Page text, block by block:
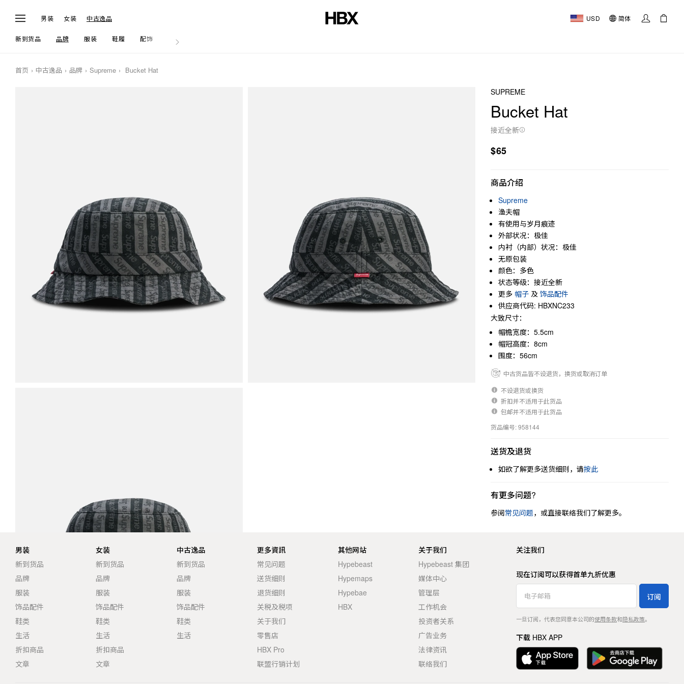
男装 女装 中古逸品 USD 简体
新到货品 品牌 服装 鞋履 配饰 生活
首页 中古逸品 品牌 Supreme Bucket Hat
SUPREME
Bucket Hat
接近全新
$65
商品介绍
Supreme
渔夫帽
有使用与岁月痕迹
外部状况：极佳
内衬（内部）状况：极佳
无原包装
颜色：多色
状态等级：接近全新
更多 帽子 及 饰品配件
供应商代码: HBXNC233
大致尺寸：
帽檐宽度：5.5cm
帽冠高度：8cm
围度：56cm
中古货品皆不设退货，换货或取消订单
不设退货或换货
折扣并不适用于此货品
包邮并不适用于此货品
货品编号: 958144
送货及退货
如欲了解更多送货细则，请按此
有更多问题?
参阅常见问题，或直接联络我们了解更多。
男装
新到货品
品牌
服装
饰品配件
鞋类
生活
折扣商品
文章
女装
新到货品
品牌
服装
饰品配件
鞋类
生活
折扣商品
文章
中古逸品
新到货品
品牌
服装
饰品配件
鞋类
生活
更多資訊
常见问题
送货细则
退货细则
关税及税项
关于我们
零售店
HBX Pro
联盟行销计划
其他网站
Hypebeast
Hypemaps
Hypebae
HBX
关于我们
Hypebeast 集团
媒体中心
管理层
工作机会
投资者关系
广告业务
法律资讯
联络我们
关注我们
现在订阅可以获得首单九折优惠
订阅
一旦订阅，代表您同意本公司的使用条款和隐私政策。
下载 HBX APP